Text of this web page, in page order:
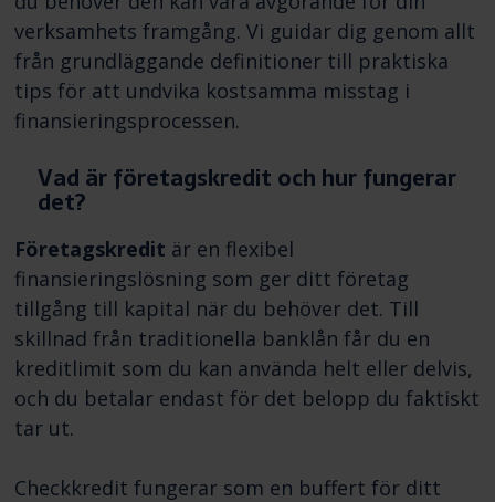
verksamhets framgång. Vi guidar dig genom allt
från grundläggande definitioner till praktiska
tips för att undvika kostsamma misstag i
finansieringsprocessen.
Vad är företagskredit och hur fungerar
det?
Företagskredit är en flexibel
finansieringslösning som ger ditt företag
tillgång till kapital när du behöver det. Till
skillnad från traditionella banklån får du en
kreditlimit som du kan använda helt eller delvis,
och du betalar endast för det belopp du faktiskt
tar ut.
Checkkredit fungerar som en buffert för ditt